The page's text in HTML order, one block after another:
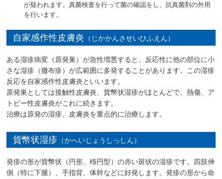
が疑われます。真菌検査を行って菌の確認をし、抗真菌剤の外用
を行います。
自家感作性皮膚炎 （じかかんさせいひふえん）
ある湿疹病変（原発巣）が急性増悪すると、反応性に他の部位に小
さな湿疹（撒布疹）が広範囲に多発することがあります。この湿疹
反応を自家感作性皮膚炎といいます。
原発巣としては接触性皮膚炎、貨幣状湿疹がほとんどで、熱傷、ア
トピー性皮膚炎がこれに続きます。
治療は原発の湿疹、皮膚炎を重点的に治療します。
貨幣状湿疹 （かへいじょうしっしん）
発疹の形が貨幣状（円形、楕円型）の赤い斑状の湿疹です。四肢伸
側（特に下腿）、手指背、体幹などに好発します。発疹の形から命